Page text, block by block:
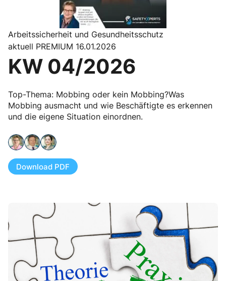
Arbeitssicherheit und Gesundheitsschutz
aktuell PREMIUM 16.01.2026
KW 04/2026
Top-Thema: Mobbing oder kein Mobbing?Was
Mobbing ausmacht und wie Beschäftigte es erkennen
und die eigene Situation einordnen.
Download PDF